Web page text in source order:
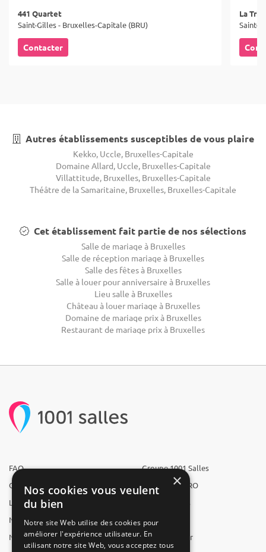
441 Quartet
Saint-Gilles - Bruxelles-Capitale (BRU)
Contacter
La
Saint-
Autres établissements susceptibles de vous plaire
Kekko, Uccle, Bruxelles-Capitale
Domaine Allard, Uccle, Bruxelles-Capitale
Villattitude, Bruxelles, Bruxelles-Capitale
Théâtre de la Samaritaine, Bruxelles, Bruxelles-Capitale
Cet établissement fait partie de nos sélections
Salle de mariage à Bruxelles
Salle de réception mariage à Bruxelles
Salle des fêtes à Bruxelles
Salle à louer pour anniversaire à Bruxelles
Lieu salle à Bruxelles
Château à louer mariage à Bruxelles
Domaine de mariage prix à Bruxelles
Restaurant de mariage prix à Bruxelles
FAQ
Qui sommes-nous ?
L'équipe
Nous recrutons
Nos partenaires
Groupe 1001 Salles
1001 Salles PRO
1001 Traiteurs
1001 Artistes
Reserverunbar
×
Nos cookies vous veulent
du bien
Notre site Web utilise des cookies pour
améliorer l'expérience utilisateur. En
utilisant notre site Web, vous acceptez tous